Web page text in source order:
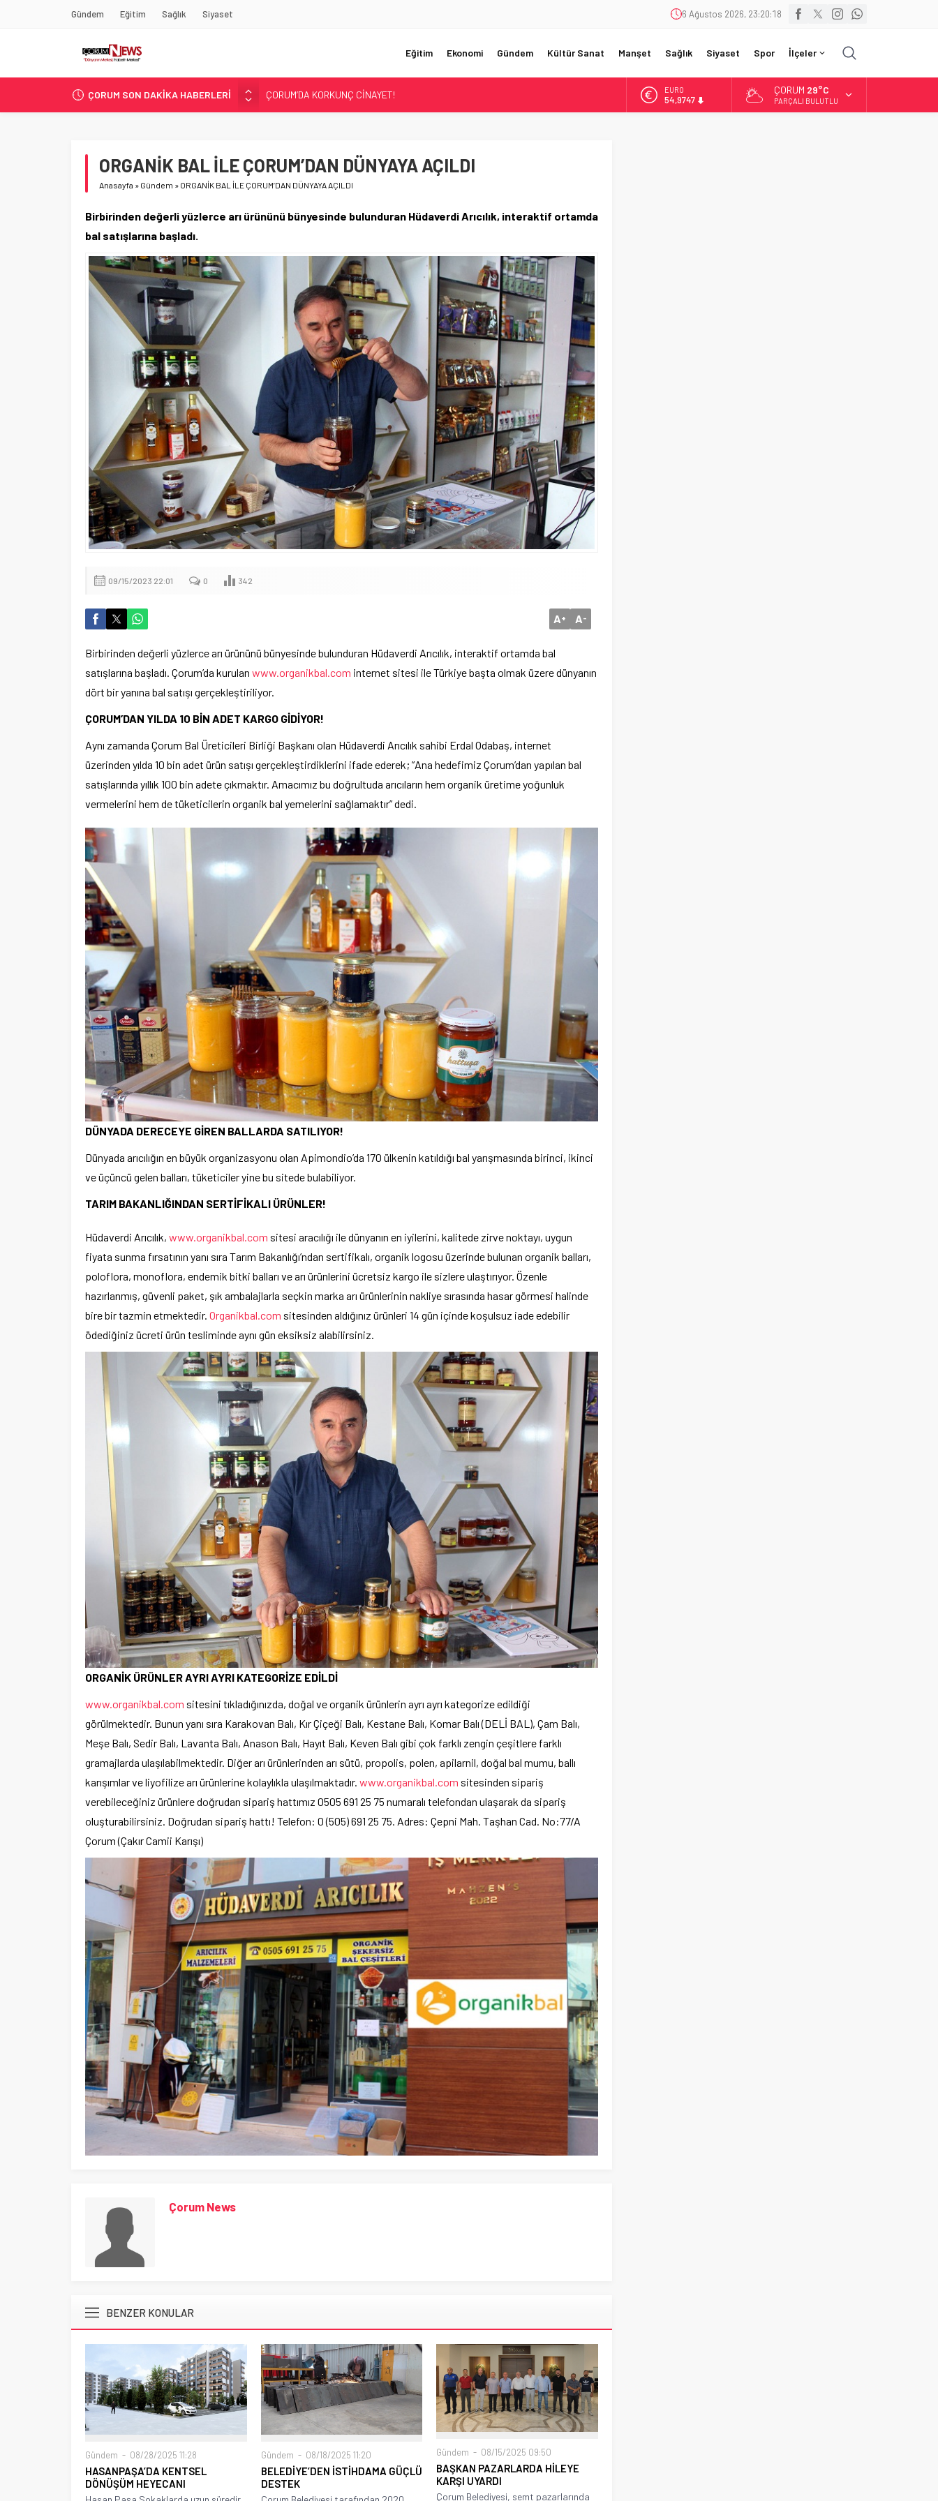
Gündem Eğitim Sağlık Siyaset 6 Ağustos 2026, 23:20:20
Eğitim Ekonomi Gündem Kültür Sanat Manşet Sağlık Siyaset Spor İlçeler
ÇORUM SON DAKİKA HABERLERİ
ASLAN, CUMHURBAŞKANI BAŞDANIŞMANI OLDU
SIR PERDESİ ÇÖZÜLDÜ!
ÇATIDAN DÜŞTÜ!
ÇORUM’DA KORKUNÇ CİNAYET!
ALTIN
6.499,25
ÇORUM 29°C
PARÇALI BULUTLU
ORGANİK BAL İLE ÇORUM’DAN DÜNYAYA AÇILDI
Anasayfa » Gündem » ORGANİK BAL İLE ÇORUM’DAN DÜNYAYA AÇILDI
Birbirinden değerli yüzlerce arı ürününü bünyesinde bulunduran Hüdaverdi Arıcılık, interaktif ortamda
bal satışlarına başladı.
09/15/2023 22:01 0 342
A+ A-
Birbirinden değerli yüzlerce arı ürününü bünyesinde bulunduran Hüdaverdi Arıcılık, interaktif ortamda bal
satışlarına başladı. Çorum’da kurulan www.organikbal.com internet sitesi ile Türkiye başta olmak üzere dünyanın
dört bir yanına bal satışı gerçekleştiriliyor.
ÇORUM’DAN YILDA 10 BİN ADET KARGO GİDİYOR!
Aynı zamanda Çorum Bal Üreticileri Birliği Başkanı olan Hüdaverdi Arıcılık sahibi Erdal Odabaş, internet
üzerinden yılda 10 bin adet ürün satışı gerçekleştirdiklerini ifade ederek; ”Ana hedefimiz Çorum’dan yapılan bal
satışlarında yıllık 100 bin adete çıkmaktır. Amacımız bu doğrultuda arıcıların hem organik üretime yoğunluk
vermelerini hem de tüketicilerin organik bal yemelerini sağlamaktır” dedi.
DÜNYADA DERECEYE GİREN BALLARDA SATILIYOR!
Dünyada arıcılığın en büyük organizasyonu olan Apimondio’da 170 ülkenin katıldığı bal yarışmasında birinci, ikinci
ve üçüncü gelen balları, tüketiciler yine bu sitede bulabiliyor.
TARIM BAKANLIĞINDAN SERTİFİKALI ÜRÜNLER!
Hüdaverdi Arıcılık, www.organikbal.com sitesi aracılığı ile dünyanın en iyilerini, kalitede zirve noktayı, uygun
fiyata sunma fırsatının yanı sıra Tarım Bakanlığı’ndan sertifikalı, organik logosu üzerinde bulunan organik balları,
poloflora, monoflora, endemik bitki balları ve arı ürünlerini ücretsiz kargo ile sizlere ulaştırıyor. Özenle
hazırlanmış, güvenli paket, şık ambalajlarla seçkin marka arı ürünlerinin nakliye sırasında hasar görmesi halinde
bire bir tazmin etmektedir. Organikbal.com sitesinden aldığınız ürünleri 14 gün içinde koşulsuz iade edebilir
ödediğiniz ücreti ürün tesliminde aynı gün eksiksiz alabilirsiniz.
ORGANİK ÜRÜNLER AYRI AYRI KATEGORİZE EDİLDİ
www.organikbal.com sitesini tıkladığınızda, doğal ve organik ürünlerin ayrı ayrı kategorize edildiği
görülmektedir. Bunun yanı sıra Karakovan Balı, Kır Çiçeği Balı, Kestane Balı, Komar Balı (DELİ BAL), Çam Balı,
Meşe Balı, Sedir Balı, Lavanta Balı, Anason Balı, Hayıt Balı, Keven Balı gibi çok farklı zengin çeşitlere farklı
gramajlarda ulaşılabilmektedir. Diğer arı ürünlerinden arı sütü, propolis, polen, apilarnil, doğal bal mumu, ballı
karışımlar ve liyofilize arı ürünlerine kolaylıkla ulaşılmaktadır. www.organikbal.com sitesinden sipariş
verebileceğiniz ürünlere doğrudan sipariş hattımız 0505 691 25 75 numaralı telefondan ulaşarak da sipariş
oluşturabilirsiniz. Doğrudan sipariş hattı! Telefon: 0 (505) 691 25 75. Adres: Çepni Mah. Taşhan Cad. No:77/A
Çorum (Çakır Camii Karışı)
Çorum News
BENZER KONULAR
Gündem 08/28/2025 11:28
HASANPAŞA’DA KENTSEL
DÖNÜŞÜM HEYECANI
Gündem 08/18/2025 11:20
BELEDİYE’DEN İSTİHDAMA GÜÇLÜ
DESTEK
Gündem 08/15/2025 09:50
BAŞKAN PAZARLARDA HİLEYE
KARŞI UYARDI
Çorum Belediyesi, semt pazarlarında